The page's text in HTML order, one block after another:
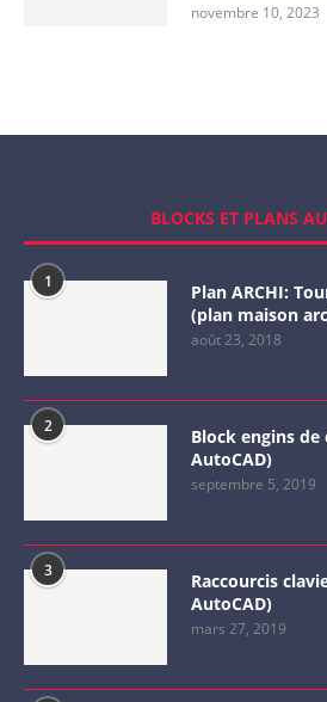
novembre 10, 2023
BLOCKS ET PLANS
1
Plan ARCHI:
(plan maison
août 23, 2018
2
Block engins
AutoCAD)
septembre 5, 2019
3
Raccourcis
AutoCAD)
mars 27, 2019